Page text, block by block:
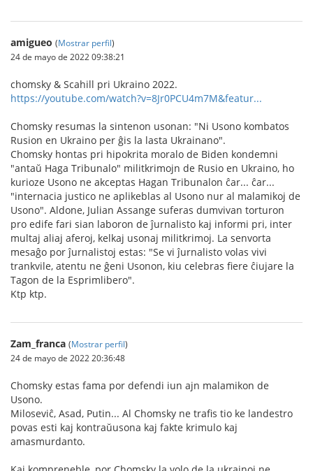
amigueo (Mostrar perfil)
24 de mayo de 2022 09:38:21
chomsky & Scahill pri Ukraino 2022.
https://youtube.com/watch?v=8Jr0PCU4m7M&featur...
Chomsky resumas la sintenon usonan: "Ni Usono kombatos
Rusion en Ukraino per ĝis la lasta Ukrainano".
Chomsky hontas pri hipokrita moralo de Biden kondemni
"antaŭ Haga Tribunalo" militkrimojn de Rusio en Ukraino, ho
kurioze Usono ne akceptas Hagan Tribunalon ĉar... ĉar...
"internacia justico ne aplikeblas al Usono nur al malamikoj de
Usono". Aldone, Julian Assange suferas dumvivan torturon
pro edife fari sian laboron de ĵurnalisto kaj informi pri, inter
multaj aliaj aferoj, kelkaj usonaj militkrimoj. La senvorta
mesaĝo por ĵurnalistoj estas: "Se vi ĵurnalisto volas vivi
trankvile, atentu ne ĝeni Usonon, kiu celebras fiere ĉiujare la
Tagon de la Esprimlibero".
Ktp ktp.
Zam_franca (Mostrar perfil)
24 de mayo de 2022 20:36:48
Chomsky estas fama por defendi iun ajn malamikon de
Usono.
Miloseviĉ, Asad, Putin... Al Chomsky ne trafis tio ke landestro
povas esti kaj kontraŭusona kaj fakte krimulo kaj
amasmurdanto.